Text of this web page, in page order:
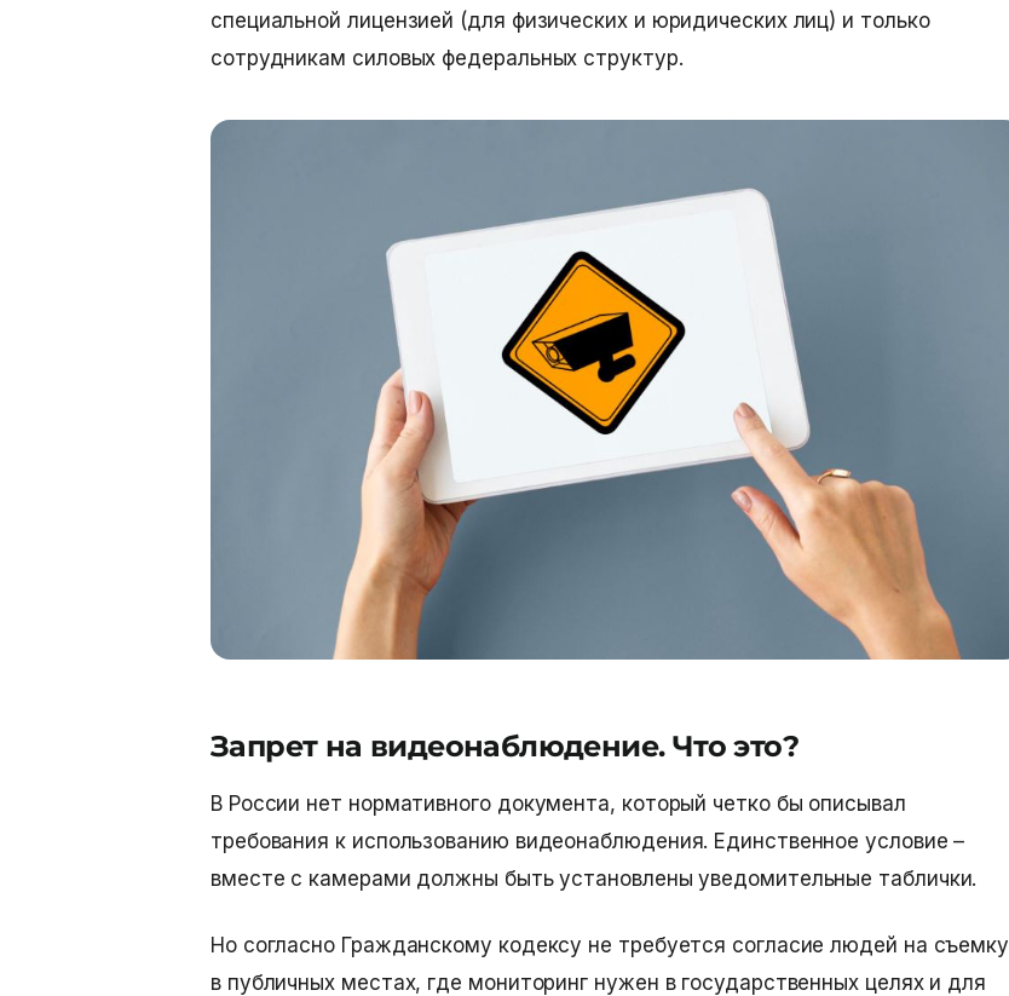
специальной лицензией (для физических и юридических лиц) и только
сотрудникам силовых федеральных структур.
Запрет на видеонаблюдение. Что это?
В России нет нормативного документа, который четко бы описывал
требования к использованию видеонаблюдения. Единственное условие –
вместе с камерами должны быть установлены уведомительные таблички.
Но согласно Гражданскому кодексу не требуется согласие людей на съемку
в публичных местах, где мониторинг нужен в государственных целях и для